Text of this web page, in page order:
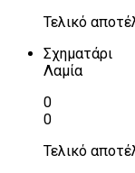
Τελικό
Σχηματάρι
Λαμία
0
0
Τελικό